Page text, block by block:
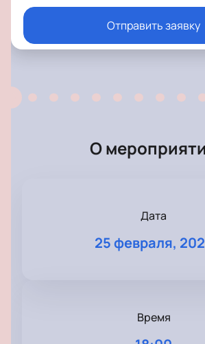
Отправить заявку
О
Дата
25 февраля,
Время